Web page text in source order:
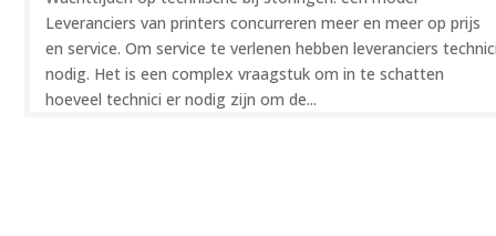
Leveranciers van printers concurreren meer en meer op prijs
en service. Om service te verlenen hebben leveranciers
nodig. Het is een complex vraagstuk om in te schatten
hoeveel technici er nodig zijn om de...